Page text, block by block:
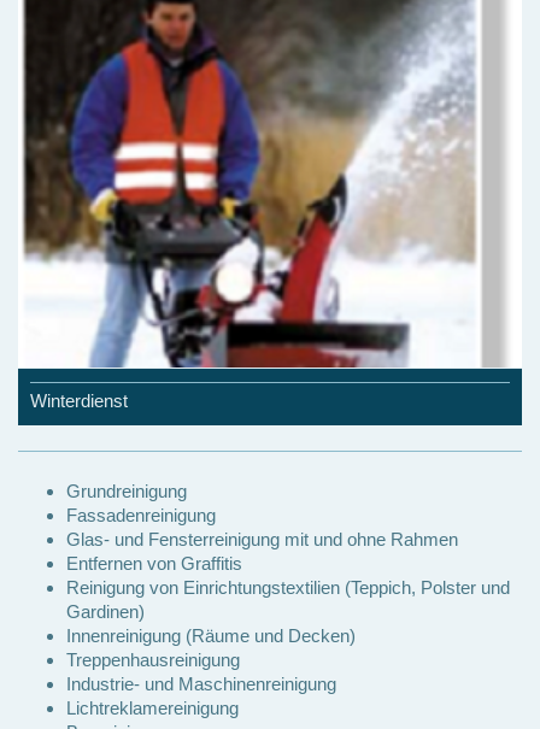
Winterdienst
Grundreinigung
Fassadenreinigung
Glas- und Fensterreinigung mit und ohne Rahmen
Entfernen von Graffitis
Reinigung von Einrichtungstextilien (Teppich, Polster und
Gardinen)
Innenreinigung (Räume und Decken)
Treppenhausreinigung
Industrie- und Maschinenreinigung
Lichtreklamereinigung